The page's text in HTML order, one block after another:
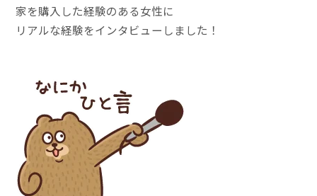
家を購入した経験のある女性に
リアルな経験をインタビューしました！